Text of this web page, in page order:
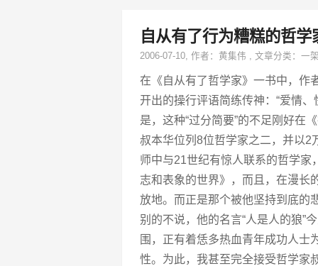
自从有了行为糟糕的哲学
2006-07-10, 作者： 黄集伟 , 文章分类： 一
在《自从有了哲学家》一书中，作
开出的操行评语简练传神：“爱情
是，这种“过分简要”的不足刚好在
叔本华位列8位哲学家之二，并以2
师中与21世纪有惊人联系的哲学
志和表象的世界》，而且，在漫长
放地。而正是那个被他坚持到底的
别的不说，他的名言“人是人的狼”
围，正有着恁多热血青年成功人士
性。为此，我甚至完全接受哲学家